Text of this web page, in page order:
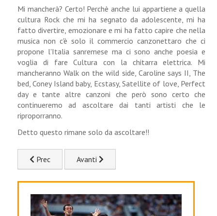
Mi mancherà? Certo! Perchè anche lui appartiene a quella
cultura Rock che mi ha segnato da adolescente, mi ha
fatto divertire, emozionare e mi ha fatto capire che nella
musica non c'è solo il commercio canzonettaro che ci
propone l'Italia sanremese ma ci sono anche poesia e
voglia di fare Cultura con la chitarra elettrica. Mi
mancheranno Walk on the wild side, Caroline says II, The
bed, Coney Island baby, Ecstasy, Satellite of love, Perfect
day e tante altre canzoni che però sono certo che
continueremo ad ascoltare dai tanti artisti che le
riproporranno.
Detto questo rimane solo da ascoltare!!
Articolo precedente: Big
Prec Articolo successivo: Basta! Mi arrendo!
Avanti